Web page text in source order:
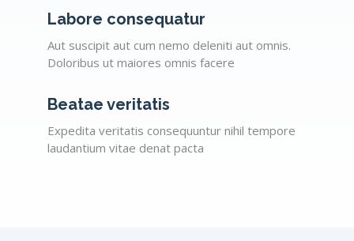
Labore consequatur
Aut suscipit aut cum nemo deleniti aut omnis.
Doloribus ut maiores omnis facere
Beatae veritatis
Expedita veritatis consequuntur nihil tempore
laudantium vitae denat pacta